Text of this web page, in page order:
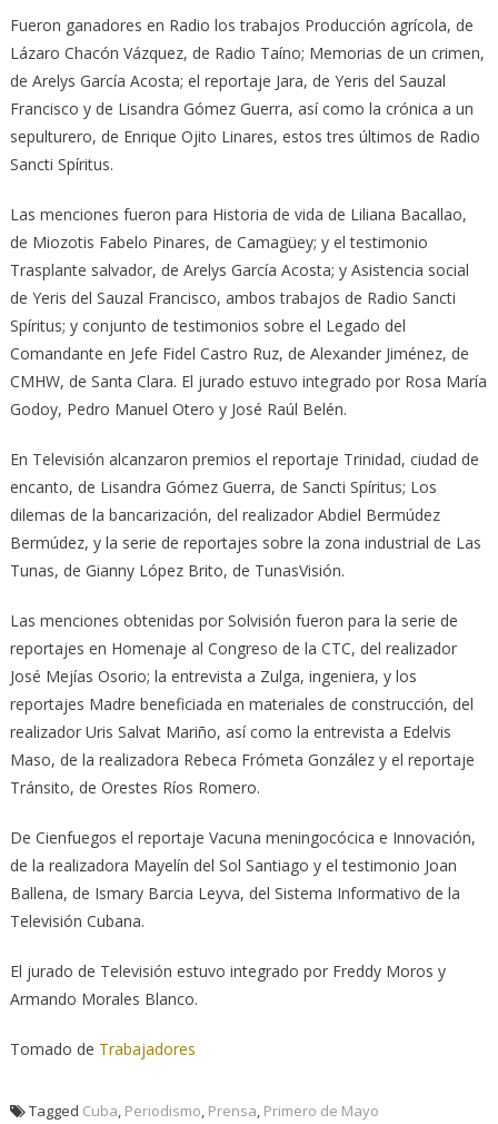
Fueron ganadores en Radio los trabajos Producción agrícola, de
Lázaro Chacón Vázquez, de Radio Taíno; Memorias de un crimen,
de Arelys García Acosta; el reportaje Jara, de Yeris del Sauzal
Francisco y de Lisandra Gómez Guerra, así como la crónica a un
sepulturero, de Enrique Ojito Linares, estos tres últimos de Radio
Sancti Spíritus.
Las menciones fueron para Historia de vida de Liliana Bacallao,
de Miozotis Fabelo Pinares, de Camagüey; y el testimonio
Trasplante salvador, de Arelys García Acosta; y Asistencia social
de Yeris del Sauzal Francisco, ambos trabajos de Radio Sancti
Spíritus; y conjunto de testimonios sobre el Legado del
Comandante en Jefe Fidel Castro Ruz, de Alexander Jiménez, de
CMHW, de Santa Clara. El jurado estuvo integrado por Rosa María
Godoy, Pedro Manuel Otero y José Raúl Belén.
En Televisión alcanzaron premios el reportaje Trinidad, ciudad de
encanto, de Lisandra Gómez Guerra, de Sancti Spíritus; Los
dilemas de la bancarización, del realizador Abdiel Bermúdez
Bermúdez, y la serie de reportajes sobre la zona industrial de Las
Tunas, de Gianny López Brito, de TunasVisión.
Las menciones obtenidas por Solvisión fueron para la serie de
reportajes en Homenaje al Congreso de la CTC, del realizador
José Mejías Osorio; la entrevista a Zulga, ingeniera, y los
reportajes Madre beneficiada en materiales de construcción, del
realizador Uris Salvat Mariño, así como la entrevista a Edelvis
Maso, de la realizadora Rebeca Frómeta González y el reportaje
Tránsito, de Orestes Ríos Romero.
De Cienfuegos el reportaje Vacuna meningocócica e Innovación,
de la realizadora Mayelín del Sol Santiago y el testimonio Joan
Ballena, de Ismary Barcia Leyva, del Sistema Informativo de la
Televisión Cubana.
El jurado de Televisión estuvo integrado por Freddy Moros y
Armando Morales Blanco.
Tomado de Trabajadores
Tagged Cuba Periodismo Prensa Primero de Mayo